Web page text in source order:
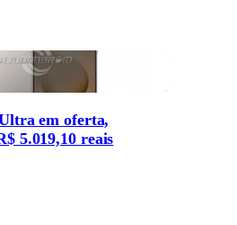
em oferta,
5.019,10 reais